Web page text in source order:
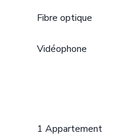
Fibre optique
Vidéophone
1 Appartement